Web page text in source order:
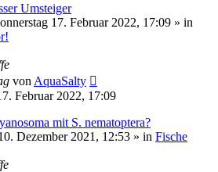
Umsteiger
17. Februar 2022, 17:09 » in
von AquaSalty
Februar 2022, 17:09
mit S. nematoptera?
Dezember 2021, 12:53 » in Fische